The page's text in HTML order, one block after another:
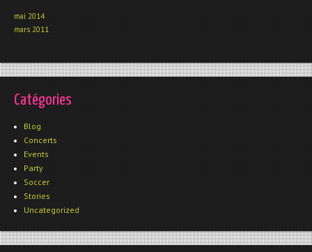
mai 2014
mars 2011
Catégories
Blog
Concerts
Events
Party
Soccer
Stories
Uncategorized